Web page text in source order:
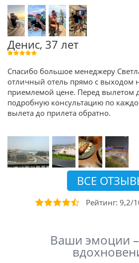
Денис, 37 лет
Спасибо большое менеджеру
отличный отель прямо с выходом
приемлемой цене. Перед вылетом
подробную консультацию по
вылета до прилета обратно.
ВСЕ
Рейтинг: 9,2/
Ваши эмоции